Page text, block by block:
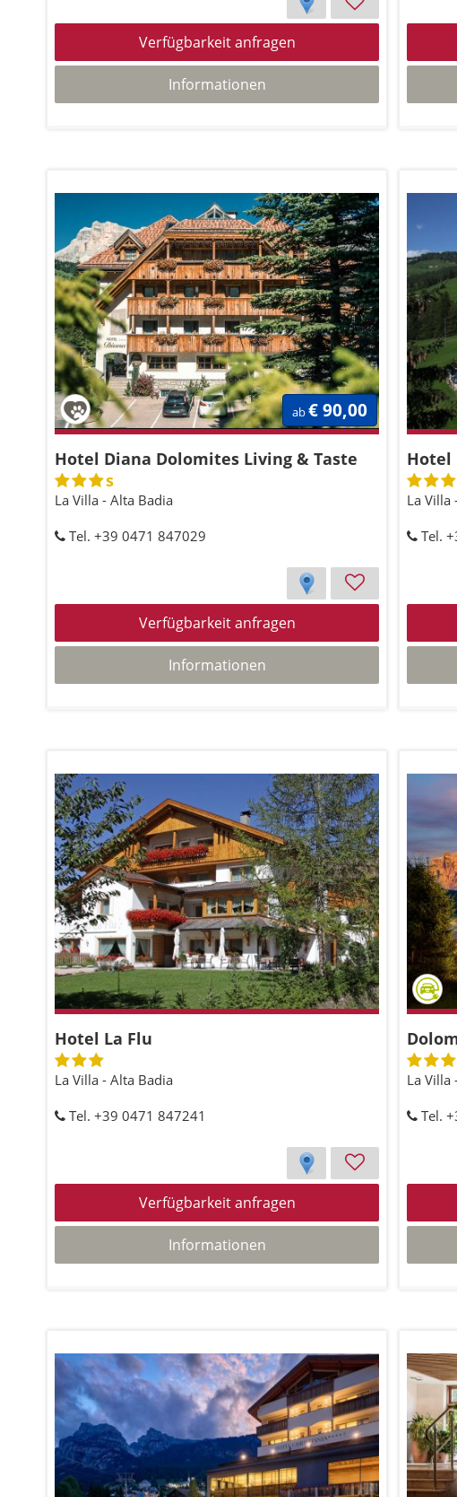
Verfügbarkeit anfragen
Informationen
Hotel Diana Dolomites Living & Taste
s
La Villa - Alta Badia
Tel. +39 0471 847029
Verfügbarkeit anfragen
Informationen
ab€ 90,00
Hotel
La Villa
Tel.
Hotel La Flu
La Villa - Alta Badia
Tel. +39 0471 847241
Verfügbarkeit anfragen
Informationen
La Villa
Tel.